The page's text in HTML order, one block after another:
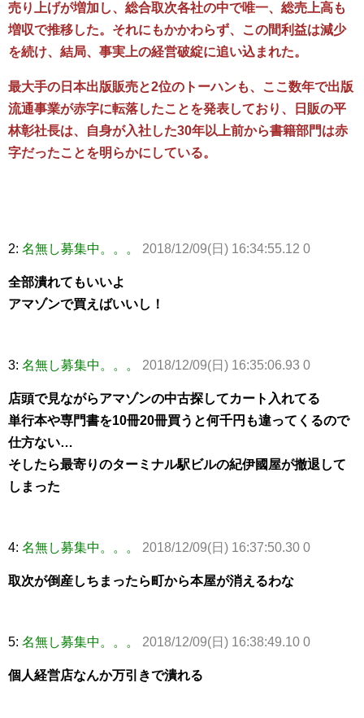
売り上げが増加し、総合取次各社の中で唯一、総売上高も
増収で推移した。それにもかかわらず、この間利益は減少
を続け、結局、事実上の経営破綻に追い込まれた。
最大手の日本出版販売と2位のトーハンも、ここ数年で出版
流通事業が赤字に転落したことを発表しており、日販の平
林彰社長は、自身が入社した30年以上前から書籍部門は赤
字だったことを明らかにしている。
2: 名無し募集中。。。 2018/12/09(日) 16:34:55.12 0
全部潰れてもいいよ
アマゾンで買えばいいし！
3: 名無し募集中。。。 2018/12/09(日) 16:35:06.93 0
店頭で見ながらアマゾンの中古探してカート入れてる
単行本や専門書を10冊20冊買うと何千円も違ってくるので
仕方ない…
そしたら最寄りのターミナル駅ビルの紀伊國屋が撤退して
しまった
4: 名無し募集中。。。 2018/12/09(日) 16:37:50.30 0
取次が倒産しちまったら町から本屋が消えるわな
5: 名無し募集中。。。 2018/12/09(日) 16:38:49.10 0
個人経営店なんか万引きで潰れる